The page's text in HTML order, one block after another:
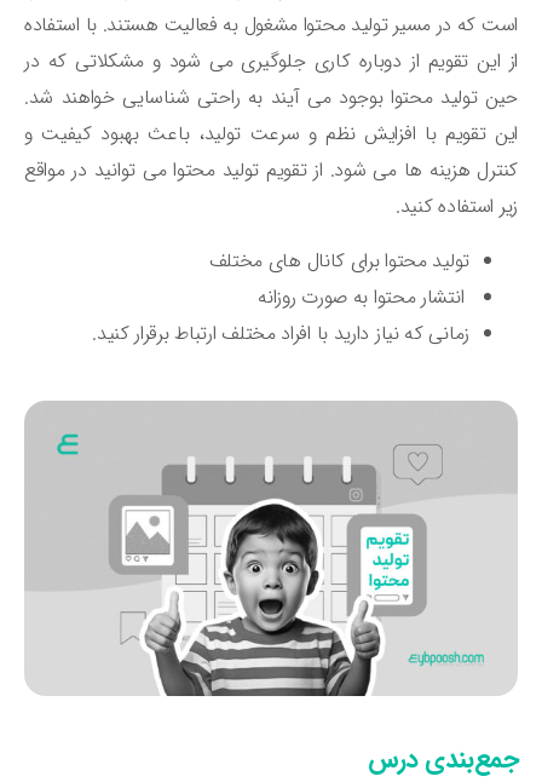
که در مسیر تولید محتوا مشغول به فعالیت هستند. با استفاده
این تقویم از دوباره کاری جلوگیری می ‌شود و مشکلاتی که در
تولید محتوا بوجود می آیند به راحتی شناسایی خواهند شد.
تقویم با افزایش نظم و سرعت تولید، باعث بهبود کیفیت و
هزینه ‌ها می ‌شود. از تقویم تولید محتوا می ‌توانید در مواقع
استفاده کنید.
تولید محتوا برای کانال‌ های مختلف
انتشار محتوا به صورت روزانه
زمانی که نیاز دارید با افراد مختلف ارتباط برقرار کنید.
درس